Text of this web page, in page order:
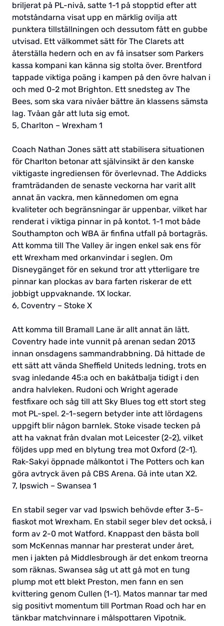
briljerat på PL-nivå, satte 1-1 på stopptid efter att
motståndarna visat upp en märklig ovilja att
punktera tillställningen och dessutom fått en gubbe
utvisad. Ett välkommet sätt för The Clarets att
återställa hedern och en av få insatser som Parkers
kassa kompani kan känna sig stolta över. Brentford
tappade viktiga poäng i kampen på den övre halvan i
och med 0-2 mot Brighton. Ett snedsteg av The
Bees, som ska vara nivåer bättre än klassens sämsta
lag. Tvåan går att luta sig emot.
5, Charlton – Wrexham 1
Coach Nathan Jones sätt att stabilisera situationen
för Charlton betonar att självinsikt är den kanske
viktigaste ingrediensen för överlevnad. The Addicks
framträdanden de senaste veckorna har varit allt
annat än vackra, men kännedomen om egna
kvaliteter och begränsningar är uppenbar, vilket har
renderat i viktiga pinnar in på kontot. 1-1 mot både
Southampton och WBA är finfina utfall på bortagräs.
Att komma till The Valley är ingen enkel sak ens för
ett Wrexham med orkanvindar i seglen. Om
Disneygänget för en sekund tror att ytterligare tre
pinnar kan plockas av bara farten riskerar de ett
jobbigt uppvaknande. 1X lockar.
6, Coventry – Stoke X
Att komma till Bramall Lane är allt annat än lätt.
Coventry hade inte vunnit på arenan sedan 2013
innan onsdagens sammandrabbning. Då hittade de
ett sätt att vända Sheffield Uniteds ledning, trots en
svag inledande 45:a och en bakåtbalja tidigt i den
andra halvleken. Rudoni och Wright agerade
festfixare och såg till att Sky Blues tog ett stort steg
mot PL-spel. 2-1-segern betyder inte att lördagens
uppgift blir någon barnlek. Stoke visade tecken på
att ha vaknat från dvalan mot Leicester (2-2), vilket
följdes upp med en blytung trea mot Oxford (2-1).
Rak-Sakyi öppnade målkontot i The Potters och kan
göra avtryck även på CBS Arena. Gå inte utan X2.
7, Ipswich – Swansea 1
En stabil seger var vad Ipswich behövde efter 3-5-
fiaskot mot Wrexham. En stabil seger blev det också, i
form av 2-0 mot Watford. Knappast den bästa boll
som McKennas mannar har presterat under året,
men i jakten på Middlesbrough är det enkom treorna
som räknas. Swansea såg ut att gå mot en tung
plump mot ett blekt Preston, men fann en sen
kvittering genom Cullen (1-1). Matos mannar tar med
sig positivt momentum till Portman Road och har en
tänkbar matchvinnare i målspottaren Vipotnik.